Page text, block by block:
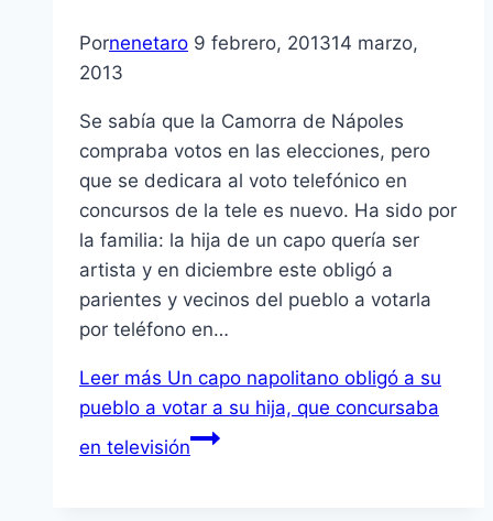
Pornenetaro 9 febrero, 201314 marzo,
2013
Se sabí­a que la Camorra de Nápoles
compraba votos en las elecciones, pero
que se dedicara al voto telefónico en
concursos de la tele es nuevo. Ha sido por
la familia: la hija de un capo querí­a ser
artista y en diciembre este obligó a
parientes y vecinos del pueblo a votarla
por teléfono en…
Leer más Un capo napolitano obligó a su
pueblo a votar a su hija, que concursaba
en televisión